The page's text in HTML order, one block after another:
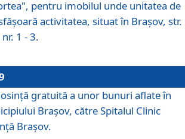
pentru imobilul unde unitatea de
activitatea, situat în Braşov, str.
1 - 3.
gratuită a unor bunuri aflate în
Braşov, către Spitalul Clinic
Braşov.